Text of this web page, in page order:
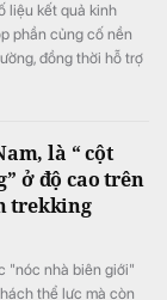
liệu kết quả kinh
phần củng cố nền
đồng thời hỗ trợ
là “ cột
ở độ cao trên
trekking
"nóc nhà biên giới"
thể lực mà còn